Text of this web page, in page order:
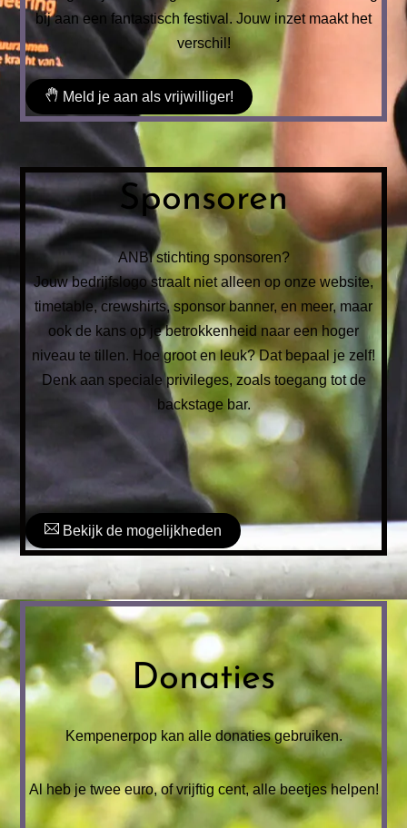
bij aan een fantastisch festival. Jouw inzet maakt het
verschil!
Meld je aan als vrijwilliger!
Sponsoren
ANBI stichting sponsoren?
Jouw bedrijfslogo straalt niet alleen op onze website,
timetable, crewshirts, sponsor banner, en meer, maar
ook de kans op je betrokkenheid naar een hoger
niveau te tillen. Hoe groot en leuk? Dat bepaal je zelf!
Denk aan speciale privileges, zoals toegang tot de
backstage bar.
Bekijk de mogelijkheden
Donaties
Kempenerpop kan alle donaties gebruiken.
Al heb je twee euro, of vrijftig cent, alle beetjes helpen!